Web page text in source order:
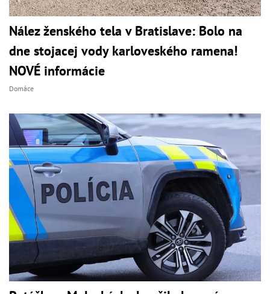
Nález ženského tela v Bratislave: Bolo na
dne stojacej vody karloveského ramena!
NOVÉ informácie
Domáce